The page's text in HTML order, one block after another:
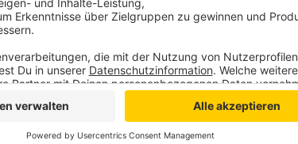
Oliver Drucks
Betrug 2